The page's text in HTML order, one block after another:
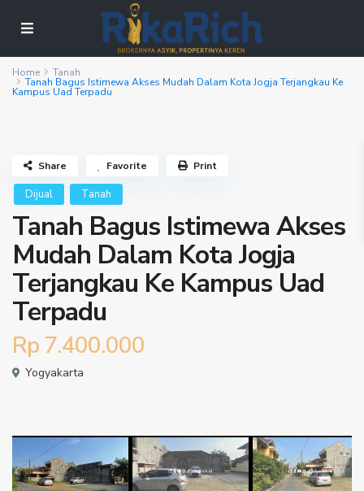
Home Tanah
Tanah Bagus Istimewa Akses Mudah Dalam Kota Jogja Terjangkau Ke
Kampus Uad Terpadu
Dijual Tanah
Tanah Bagus Istimewa Akses
Mudah Dalam Kota Jogja
Terjangkau Ke Kampus Uad
Terpadu
Rp 7.400.000
Yogyakarta
Share Favorite Print